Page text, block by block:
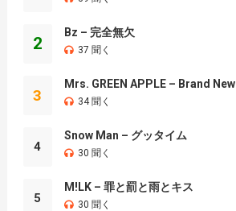
2
Bz – 完全無欠
37 聞く
3
Mrs. GREEN APPLE – Brand New
34 聞く
4
Snow Man – グッタイム
30 聞く
5
M!LK – 罪と罰と雨とキス
30 聞く